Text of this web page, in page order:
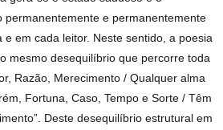
permanentemente e permanentemente
e em cada leitor. Neste sentido, a poesia
mesmo desequilíbrio que percorre toda
Razão, Merecimento / Qualquer alma
Fortuna, Caso, Tempo e Sorte / Têm
Deste desequilíbrio estrutural em